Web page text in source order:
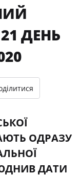
ДЕНЬ
ОДРАЗУ
ДАТИ